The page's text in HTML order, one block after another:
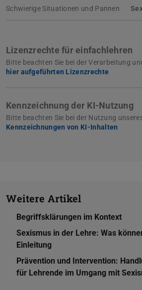
Schwierige Situationen und Pannen
Lizenzrechte für einfachlehren
Bitte beachten Sie bei der Verarbeitung
hier aufgeführten Lizenzrechte
Kennzeichnung der KI-Nutzung
Bitte beachten Sie bei der Nutzung
Kennzeichnungen von KI-Inhalten
Weitere Artikel
Begriffsklärungen im Kontext
Sexismus in der Lehre: Was
Einleitung
Prävention und Intervention:
für Lehrende im Umgang mit